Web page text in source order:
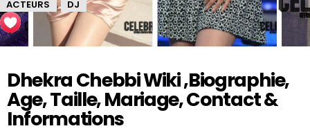
ACTEURS , DJ
Dhekra Chebbi Wiki ,Biographie,
Age, Taille, Mariage, Contact &
Informations